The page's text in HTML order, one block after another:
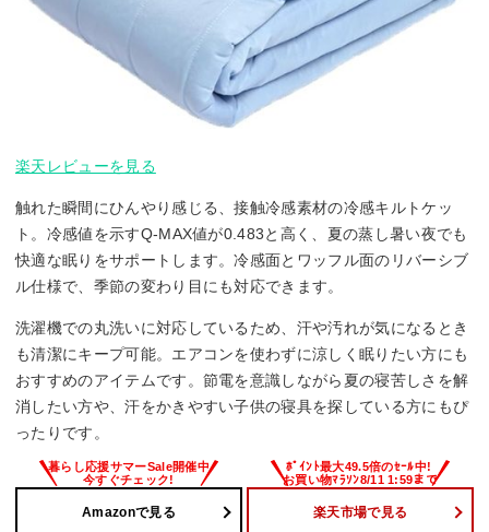
楽天レビューを見る
触れた瞬間にひんやり感じる、接触冷感素材の冷感キルトケッ
ト。冷感値を示すQ-MAX値が0.483と高く、夏の蒸し暑い夜でも
快適な眠りをサポートします。冷感面とワッフル面のリバーシブ
ル仕様で、季節の変わり目にも対応できます。
洗濯機での丸洗いに対応しているため、汗や汚れが気になるとき
も清潔にキープ可能。エアコンを使わずに涼しく眠りたい方にも
おすすめのアイテムです。節電を意識しながら夏の寝苦しさを解
消したい方や、汗をかきやすい子供の寝具を探している方にもぴ
ったりです。
Amazonで見る 楽天市場で見る